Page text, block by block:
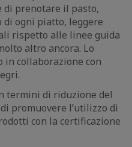
prenotare il pasto,
di ogni piatto, leggere
rispetto alle linee guida
altro ancora. Lo
collaborazione con
termini di riduzione del
promuovere l’utilizzo di
con la certificazione